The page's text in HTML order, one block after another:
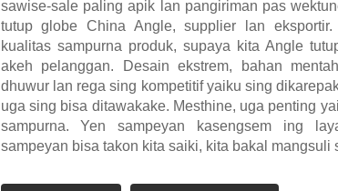
sawise-sale paling apik lan pangiriman pas
tutup globe China Angle, supplier lan
kualitas sampurna produk, supaya kita Angle
akeh pelanggan. Desain ekstrem, bahan
dhuwur lan rega sing kompetitif yaiku sing
uga sing bisa ditawakake. Mesthine, uga penting
sampurna. Yen sampeyan kasengsem ing
sampeyan bisa takon kita saiki, kita bakal mangsuli